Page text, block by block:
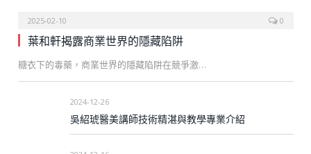
2025-02-10 0
葉和軒揭露商業世界的隱藏陷阱
糖衣下的毒藥，商業世界的隱藏陷阱在競爭激…
2024-12-26
吳紹琥醫美講師技術精湛與教學專業介紹